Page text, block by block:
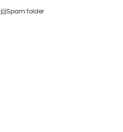
📨Spam folder